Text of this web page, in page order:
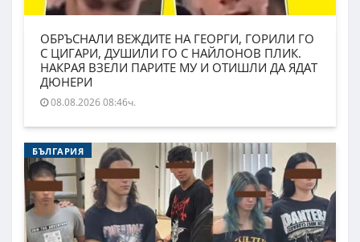
ОБРЪСНАЛИ ВЕЖДИТЕ НА ГЕОРГИ, ГОРИЛИ ГО
С ЦИГАРИ, ДУШИЛИ ГО С НАЙЛОНОВ ПЛИК.
НАКРАЯ ВЗЕЛИ ПАРИТЕ МУ И ОТИШЛИ ДА ЯДАТ
ДЮНЕРИ
08.08.2026 08:46ч.
БЪЛГАРИЯ